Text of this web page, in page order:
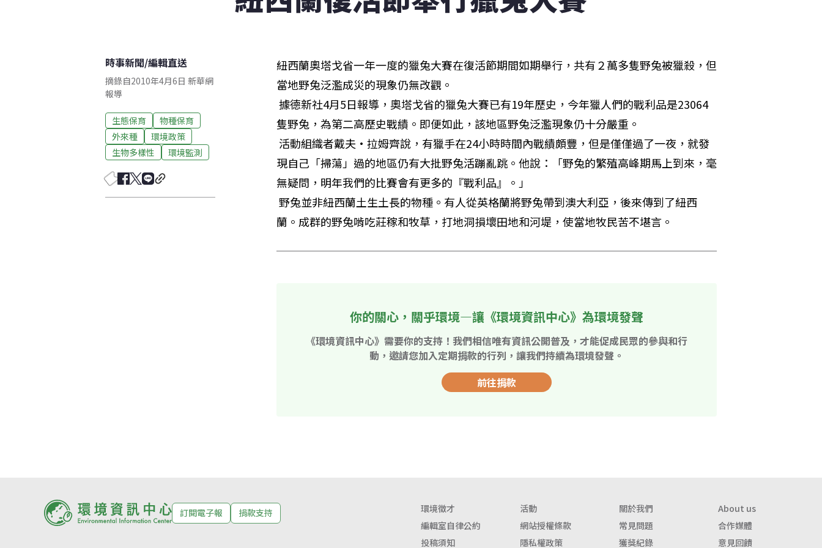
時事新聞/編輯直送
摘錄自2010年4月6日 新華網
報導
生態保育
物種保育
外來種
環境政策
生物多樣性
環境監測
紐西蘭奧塔戈省一年一度的獵兔大賽在復活節期間如期舉行，共有２萬多隻野兔被獵殺，但
當地野兔泛濫成災的現象仍無改觀。
隻野兔，為第二高歷史戰績。即便如此，該地區野兔泛濫現象仍十分嚴重。
現自己「掃蕩」過的地區仍有大批野兔活蹦亂跳。他說：「野兔的繁殖高峰期馬上到來，毫
無疑問，明年我們的比賽會有更多的『戰利品』。」
蘭。成群的野兔啃吃莊稼和牧草，打地洞損壞田地和河堤，使當地牧民苦不堪言。
你的關心，關乎環境—讓《環境資訊中心》為環境發聲
《環境資訊中心》需要你的支持！我們相信唯有資訊公開普及，才能促成民眾的參與和行
動，邀請您加入定期捐款的行列，讓我們持續為環境發聲。
前往捐款
訂閱電子報 捐款支持 環境徵才 活動 關於我們
About us
編輯室自律公約
網站授權條款 常見問題
合作媒體
投稿須知
隱私權政策 獲獎紀錄 意見回饋